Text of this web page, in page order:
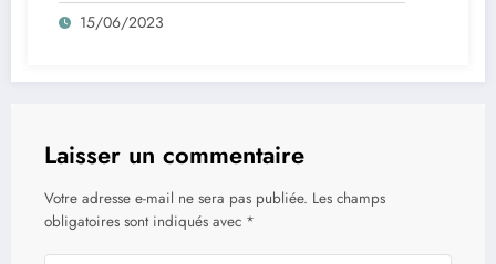
15/06/2023
Laisser un commentaire
Votre adresse e-mail ne sera pas publiée. Les champs
obligatoires sont indiqués avec *